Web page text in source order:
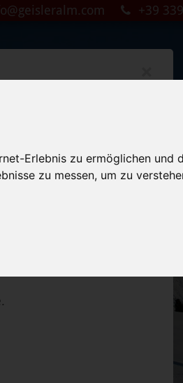
Erlebnis zu ermöglichen und
zu messen, um zu
+39
×
- 16. März
Januar Dienstag & Mittwoch